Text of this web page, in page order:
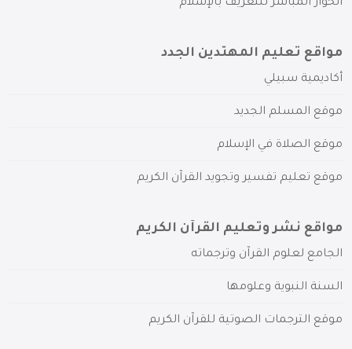
الحوار المباشر للتعريف بالإسلام
مواقع تعليم المهتدين الجدد
أكاديمية سبيلي
موقع المسلم الجديد
موقع الصلاة في الإسلام
موقع تعليم تفسير وتجويد القرآن الكريم
مواقع نشر وتعليم القرآن الكريم
الجامع لعلوم القرآن وترجماته
السنة النبوية وعلومها
موقع الترجمات الصوتية للقرآن الكريم